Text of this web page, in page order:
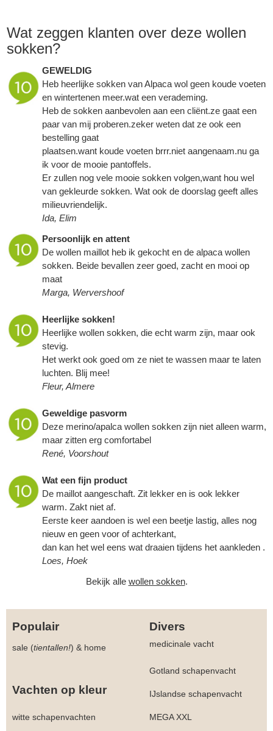
Wat zeggen klanten over deze wollen
sokken?
GEWELDIG
Heb heerlijke sokken van Alpaca wol geen koude voeten
en wintertenen meer.wat een verademing.
Heb de sokken aanbevolen aan een cliënt.ze gaat een
paar van mij proberen.zeker weten dat ze ook een
bestelling gaat
plaatsen.want koude voeten brrr.niet aangenaam.nu ga
ik voor de mooie pantoffels.
Er zullen nog vele mooie sokken volgen,want hou wel
van gekleurde sokken. Wat ook de doorslag geeft alles
milieuvriendelijk.
Ida, Elim
Persoonlijk en attent
De wollen maillot heb ik gekocht en de alpaca wollen
sokken. Beide bevallen zeer goed, zacht en mooi op
maat
Marga, Wervershoof
Heerlijke sokken!
Heerlijke wollen sokken, die echt warm zijn, maar ook
stevig.
Het werkt ook goed om ze niet te wassen maar te laten
luchten. Blij mee!
Fleur, Almere
Geweldige pasvorm
Deze merino/apalca wollen sokken zijn niet alleen warm,
maar zitten erg comfortabel
René, Voorshout
Wat een fijn product
De maillot aangeschaft. Zit lekker en is ook lekker
warm. Zakt niet af.
Eerste keer aandoen is wel een beetje lastig, alles nog
nieuw en geen voor of achterkant,
dan kan het wel eens wat draaien tijdens het aankleden .
Loes, Hoek
Bekijk alle wollen sokken.
Populair Divers
sale (tientallen!) & home medicinale vacht
Gotland schapenvacht
Vachten op kleur IJslandse schapenvacht
witte schapenvachten MEGA XXL